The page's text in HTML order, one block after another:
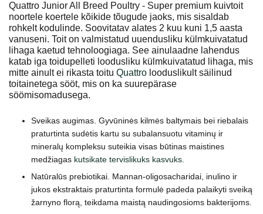
Quattro Junior All Breed Poultry - Super premium kuivtoit
noortele koertele kõikide tõugude jaoks, mis sisaldab
rohkelt kodulinde. Soovitatav alates 2 kuu kuni 1,5 aasta
vanuseni. Toit on valmistatud uuendusliku külmkuivatatud
lihaga kaetud tehnoloogiaga. See ainulaadne lahendus
katab iga toidupelleti loodusliku külmkuivatatud lihaga, mis
mitte ainult ei rikasta toitu Quattro looduslikult säilinud
toitainetega sööt, mis on ka suurepärase
söömisomadusega.
Sveikas augimas. Gyvūninės kilmės baltymais bei riebalais
praturtinta sudėtis kartu su subalansuotu vitaminų ir
mineralų kompleksu suteikia visas būtinas maistines
medžiagas kutsikate tervislikuks kasvuks.
Natūralūs prebiotikai. Mannan-oligosacharidai, inulino ir
jukos ekstraktais praturtinta formulė padeda palaikyti sveiką
žarnyno florą, teikdama maistą naudingosioms bakterijoms.